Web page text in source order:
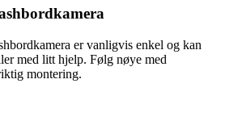
er vanligvis enkel og kan
med litt hjelp. Følg nøye med
montering.